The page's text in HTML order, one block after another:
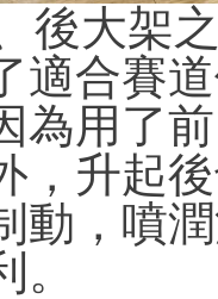
後大架
適合賽
為用了
，升起
動，噴